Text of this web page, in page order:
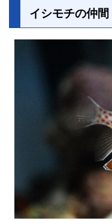
イシモチの仲間